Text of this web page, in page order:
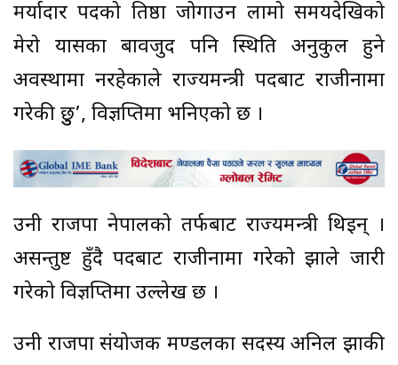
मर्यादार पदको प्रतिष्ठा जोगाउन लामो समयदेखिको
मेरो प्रयासका बावजुद पनि स्थिति अनुकुल हुने
अवस्थामा नरहेकाले राज्यमन्त्री पदबाट राजीनामा
गरेकी छुु’, विज्ञप्तिमा भनिएको छ ।
उनी राजपा नेपालको तर्फबाट राज्यमन्त्री थिइन् ।
असन्तुष्ट हुँदै पदबाट राजीनामा गरेको झाले जारी
गरेको विज्ञप्तिमा उल्लेख छ ।
उनी राजपा संयोजक मण्डलका सदस्य अनिल झाकी